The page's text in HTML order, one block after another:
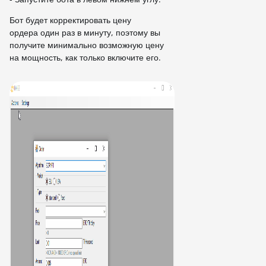
Бот будет корректировать цену
ордера один раз в минуту, поэтому вы
получите минимально возможную цену
на мощность, как только включите его.